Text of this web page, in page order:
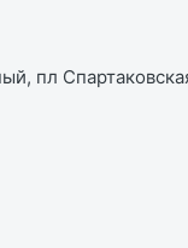
пл